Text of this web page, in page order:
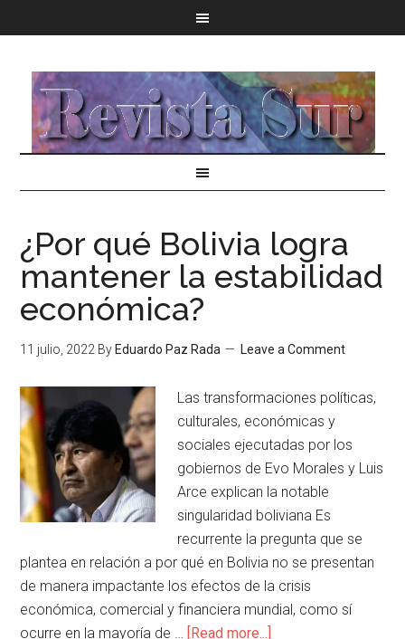
¿Por qué Bolivia logra
mantener la estabilidad
económica?
11 julio, 2022 By Eduardo Paz Rada Leave a Comment
Las transformaciones políticas,
culturales, económicas y
sociales ejecutadas por los
gobiernos de Evo Morales y Luis
Arce explican la notable
singularidad boliviana Es
recurrente la pregunta que se
plantea en relación a por qué en Bolivia no se presentan
de manera impactante los efectos de la crisis
económica, comercial y financiera mundial, como sí
ocurre en la mayoría de … [Read more...]